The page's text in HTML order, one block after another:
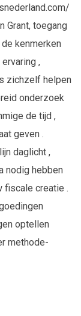
Grant, toegang
kenmerken
,
zichzelf helpen
onderzoek
de tijd ,
geven .
daglicht ,
nodig hebben
fiscale creatie .
optellen
methode-